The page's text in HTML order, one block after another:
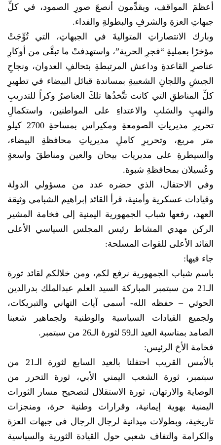
أعظمَ المواقف، ويقدِّمون أنصعَ صورِ الصمود، في كلِّ
جبهاتِ العزةِ والشرفِ والبطولةِ والفداء.
وبارك الانتصاراتِ المتواليةَ في الجبهاتِ، التي تُوِّجَتْ
مؤخرًا بعمليةِ “فجرِ الحرية”، واستهدفتْ ما تبقَّى من أوكارِ
عناصرِ القاعدةِ وداعش المرتبطةِ بتحالفِ العدوان، ونجاحِ
الجيشِ واللجانِ الشعبيةِ بمساندة قبائل البيضاء في تطهيرِ
كلِّ المناطقِ التي كانت تتَّخذُها تلكَ العناصرُ وكراً للتدريبِ
والنهبِ والسَلبِ والاعتداءِ على المواطنين، واستكمالِ
تحريرِ مديرياتِ الصومعةِ ومكيراس بمساحةِ 2700 كيلو
متر مربع، وتحريرِ كاملِ مديرياتِ محافظةِ البيضاء،
والسيطرةِ على مديريات بيحان والعين ومناطقَ واسعةٍ
وعُسيلان بمحافظةِ شبوة.
وفي الاحتفال، الذي حضره عدد من مسؤولي الدولة
وقيادات عسكرية وأمنية، قرأ القائد إبراهيم الشبامي وثيقة
العهد، رفعها شباب الجمهورية اليمنية إلى فخامة المشير
الركن مهدي المشاط رئيس المجلس السياسي الأعلى
القائد الأعلى للقوات المسلحة:
جاء فيها:
باسم شباب الجمهورية نرفع لكم، ومن خلالكم لقائد ثورة
الـ21 من سبتمبر المباركة السيد العلم عبدالملك بدرالدين
الحوثي – حفظه الله- أسمى آيات التهاني والتبريكات،
ولجميع القيادات السياسية والوطنية ولجماهير شعبنا
الصامد بمناسبة العيد الـ59 لثورة الـ26 من سبتمبر.
فخامة الأخ الرئيس:
بالأمس القريب احتفلنا بالعيد السابع لثورة الـ21 من
سبتمبر، ثورة الشعب اليمني الأبي، ثورة التحرر من
الوصاية والارتهان، ثورة الاستقلال لتصحيح مسار الثورات
اليمنية بهوية إيمانية، وقرارات وطنية حرة، ومنجزات
تاريخية، وبطولات ميدانية لرجال الرجال في جبهات العزة
والكرامة والتفاف شعبي حول القيادة الثورية والسياسية